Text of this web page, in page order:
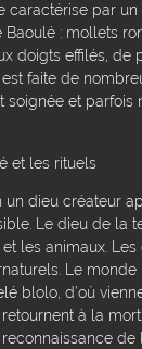
caractérise par
: mollets
doigts effilés, de
faite de
soignée et parfois
et les rituels
un dieu créateur
Le dieu de la
les animaux.
Le monde
blolo, d’où
à la
de